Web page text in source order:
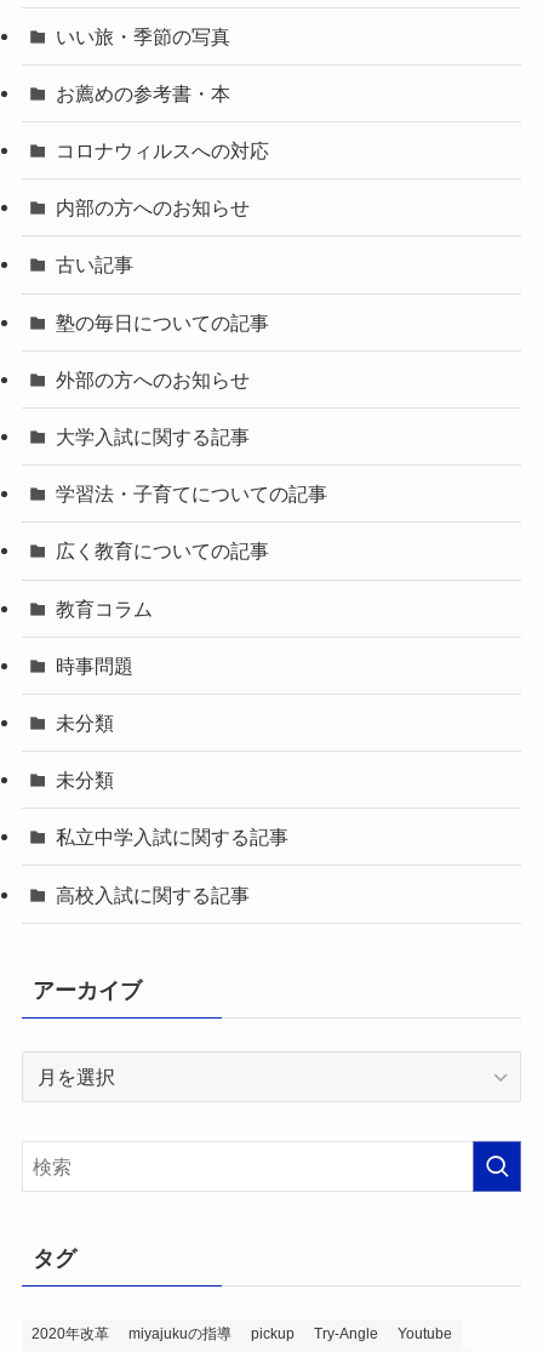
いい旅・季節の写真
お薦めの参考書・本
コロナウィルスへの対応
内部の方へのお知らせ
古い記事
塾の毎日についての記事
外部の方へのお知らせ
大学入試に関する記事
学習法・子育てについての記事
広く教育についての記事
教育コラム
時事問題
未分類
未分類
私立中学入試に関する記事
高校入試に関する記事
アーカイブ
イ
ブ
タグ
2020年改革 miyajukuの指導 pickup Try-Angle Youtube